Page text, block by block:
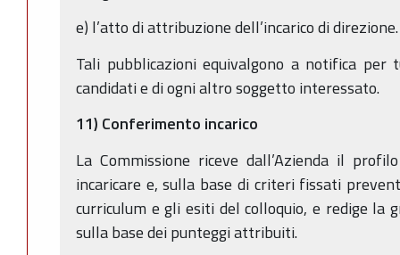
e) l’atto di attribuzione dell’incarico di direzione.
Tali pubblicazioni equivalgono a notifica
candidati e di ogni altro soggetto interessato.
11) Conferimento incarico
La Commissione riceve dall’Azienda il
incaricare e, sulla base di criteri fissati
curriculum e gli esiti del colloquio, e redige la
sulla base dei punteggi attribuiti.